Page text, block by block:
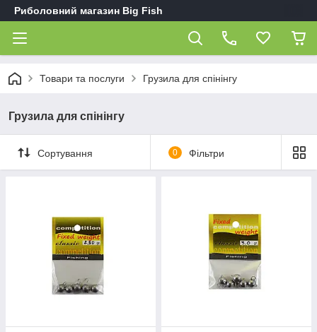
Риболовний магазин Big Fish
Товари та послуги Грузила для спінінгу
Грузила для спінінгу
Сортування 0 Фільтри